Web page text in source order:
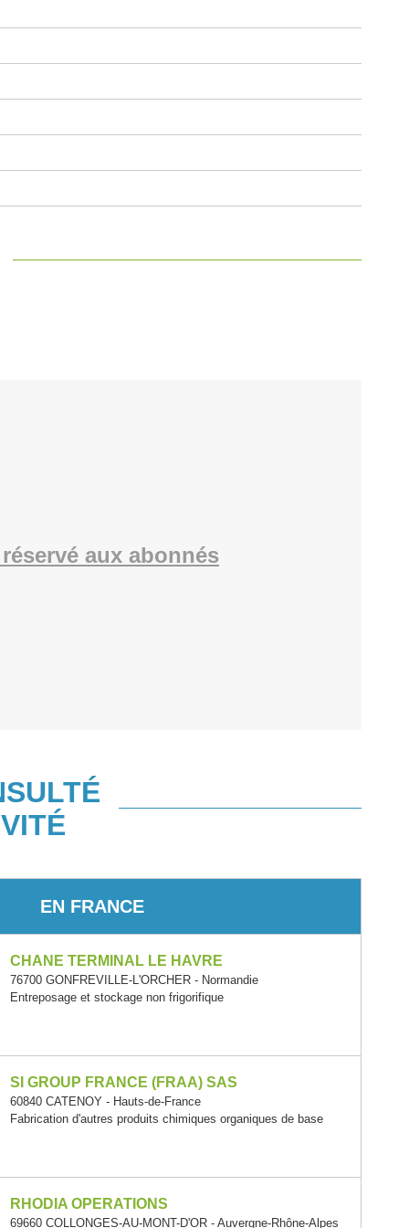
aux abonnés
EN FRANCE
CHANE TERMINAL LE HAVRE
76700 GONFREVILLE-L'ORCHER - Normandie
Entreposage et stockage non frigorifique
SI GROUP FRANCE (FRAA) SAS
60840 CATENOY - Hauts-de-France
Fabrication d'autres produits chimiques organiques de base
RHODIA OPERATIONS
69660 COLLONGES-AU-MONT-D'OR - Auvergne-Rhône-Alpes